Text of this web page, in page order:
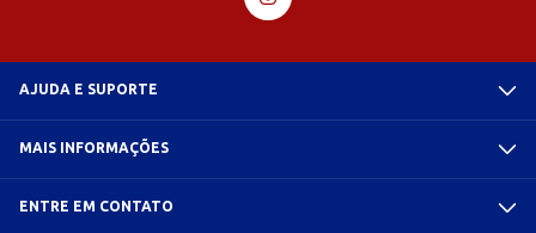
AJUDA E SUPORTE
MAIS INFORMAÇÕES
ENTRE EM CONTATO